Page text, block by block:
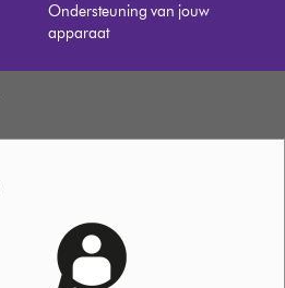
Ondersteuning van jouw
apparaat